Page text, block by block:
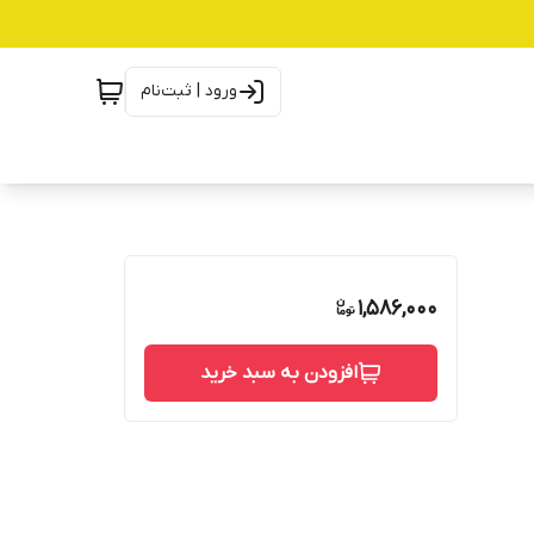
ورود | ثبت‌نام
1,586,000
افزودن به سبد خرید